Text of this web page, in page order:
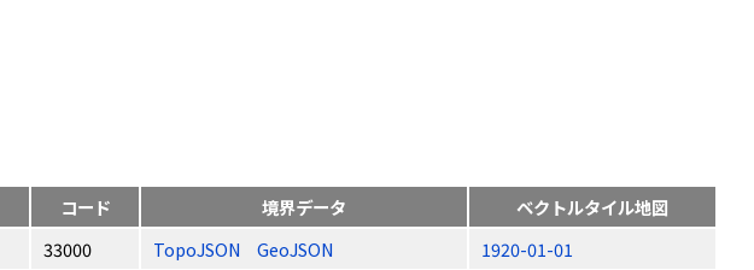
コード 境界データ
ベクトルタイル地図
33000 TopoJSON GeoJSON
1920-01-01